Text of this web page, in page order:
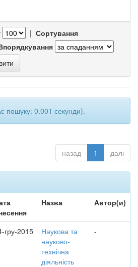
| Сортування
пошуку: 0.001 секунди).
назад 1 далі
Назва Автор(и)
гру-2015
Наукова та
науково-
технічна
діяльність
-